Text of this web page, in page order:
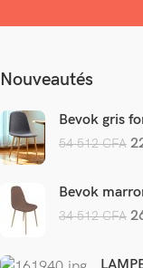
Nouveautés
Bevok gris
54 512CFA
Bevok
34 512CFA